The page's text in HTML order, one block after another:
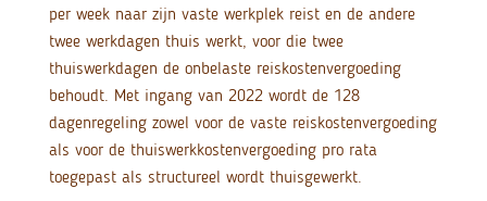
per week naar zijn vaste werkplek reist en de andere
twee werkdagen thuis werkt, voor die twee
thuiswerkdagen de onbelaste reiskostenvergoeding
behoudt. Met ingang van 2022 wordt de 128
dagenregeling zowel voor de vaste reiskostenvergoeding
als voor de thuiswerkkostenvergoeding pro rata
toegepast als structureel wordt thuisgewerkt.